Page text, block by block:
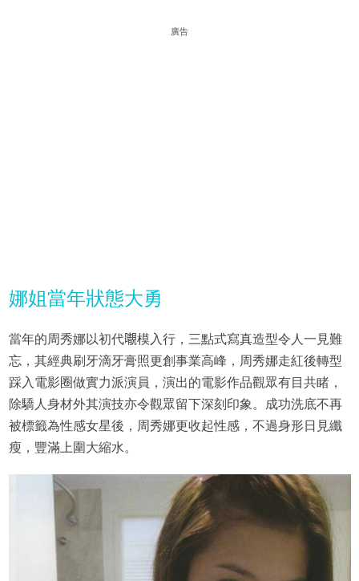
廣告
娜姐當年狀態大勇
當年的周秀娜以初代𡃁模入行，三點式寫真造型令人一見難
忘，其經典刷牙滴牙膏照更創事業高峰，周秀娜走紅後轉型
踩入電影圈做實力派演員，演出的電影作品觀眾有目共睹，
除驕人身材外其演技亦令觀眾留下深刻印象。成功洗底不再
被標籤為性感女星後，周秀娜更收起性感，不過身形日見纖
瘦，豐滿上圍大縮水。